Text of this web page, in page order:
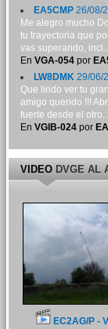
EA5CMP26/08/
Me alegro mucho
tu trayectoria que
vas superando, incl...
En VGA-054por
LW8DMK29/06/
Que lindo ver tu
amigo querido !!!
fuerte desde el otro...
En VGIB-024por
VIDEODVGE AL
EC2AG/P -